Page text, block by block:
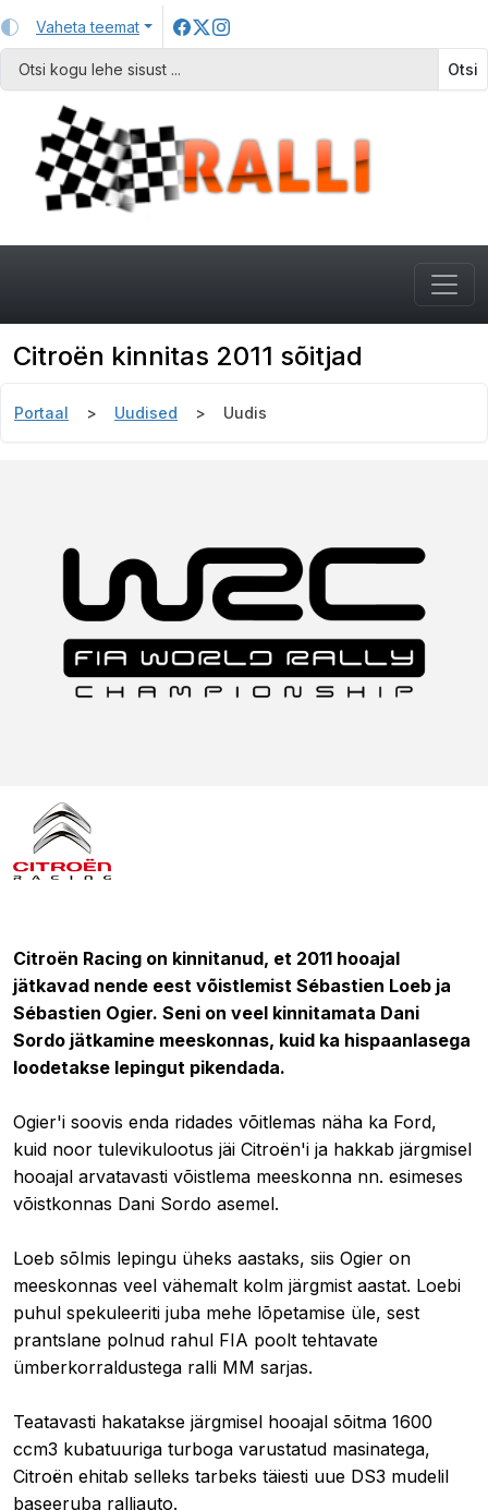
Vaheta teemat
Otsi
Citroën kinnitas 2011 sõitjad
Portaal Uudised Uudis
Citroën Racing on kinnitanud, et 2011 hooajal
jätkavad nende eest võistlemist Sébastien Loeb ja
Sébastien Ogier. Seni on veel kinnitamata Dani
Sordo jätkamine meeskonnas, kuid ka hispaanlasega
loodetakse lepingut pikendada.
Ogier'i soovis enda ridades võitlemas näha ka Ford,
kuid noor tulevikulootus jäi Citroën'i ja hakkab järgmisel
hooajal arvatavasti võistlema meeskonna nn. esimeses
võistkonnas Dani Sordo asemel.
Loeb sõlmis lepingu üheks aastaks, siis Ogier on
meeskonnas veel vähemalt kolm järgmist aastat. Loebi
puhul spekuleeriti juba mehe lõpetamise üle, sest
prantslane polnud rahul FIA poolt tehtavate
ümberkorraldustega ralli MM sarjas.
Teatavasti hakatakse järgmisel hooajal sõitma 1600
ccm3 kubatuuriga turboga varustatud masinatega,
Citroën ehitab selleks tarbeks täiesti uue DS3 mudelil
baseeruba ralliauto.